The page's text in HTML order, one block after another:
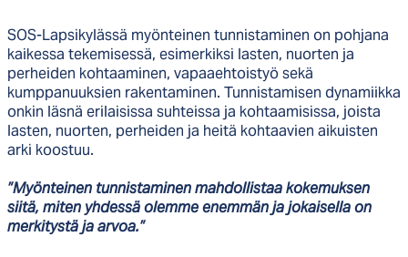
SOS-Lapsikylässä myönteinen tunnistaminen on pohjana
kaikessa tekemisessä, esimerkiksi lasten, nuorten ja
perheiden kohtaaminen, vapaaehtoistyö sekä
kumppanuuksien rakentaminen. Tunnistamisen dynamiikka
onkin läsnä erilaisissa suhteissa ja kohtaamisissa, joista
lasten, nuorten, perheiden ja heitä kohtaavien aikuisten
arki koostuu.
”Myönteinen tunnistaminen mahdollistaa kokemuksen
siitä, miten yhdessä olemme enemmän ja jokaisella on
merkitystä ja arvoa.”